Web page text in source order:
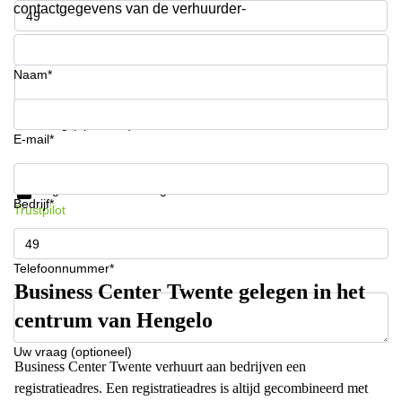
Kantoor
Huren
Hengelo
Nijmegen
Telefoonnummer*
contactgegevens van de verhuurder-
Naam*
E-mail*
Bedrijf*
Telefoonnummer*
Uw vraag (optioneel)
Krijg informatie en prijzen
Trustpilot
Business Center Twente gelegen in het
centrum van Hengelo
Business Center Twente verhuurt aan bedrijven een
registratieadres. Een registratieadres is altijd gecombineerd met